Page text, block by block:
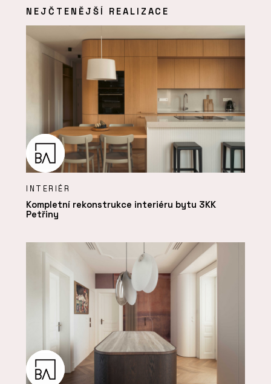
NEJČTENĚJŠÍ REALIZACE
INTERIÉR
Kompletní rekonstrukce interiéru bytu 3KK
Petřiny